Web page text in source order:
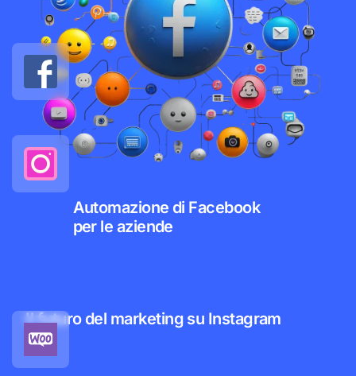
Automazione di Facebook
per le aziende
Il futuro del marketing su Instagram